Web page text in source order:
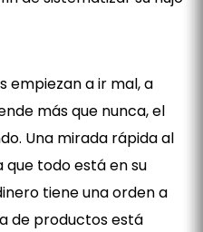
empiezan a ir mal, a
más que nunca, el
Una mirada rápida al
todo está en su
tiene una orden a
de productos está